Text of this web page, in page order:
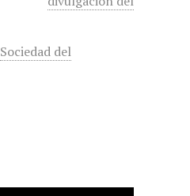
Sociedad del